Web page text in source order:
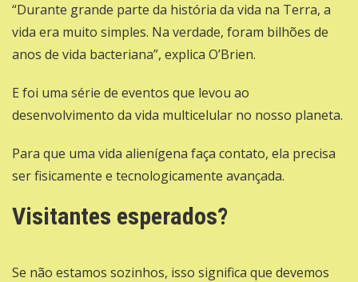
“Durante grande parte da história da vida na Terra, a
vida era muito simples. Na verdade, foram bilhões de
anos de vida bacteriana”, explica O’Brien.
E foi uma série de eventos que levou ao
desenvolvimento da vida multicelular no nosso planeta.
Para que uma vida alienígena faça contato, ela precisa
ser fisicamente e tecnologicamente avançada.
Visitantes esperados?
Se não estamos sozinhos, isso significa que devemos